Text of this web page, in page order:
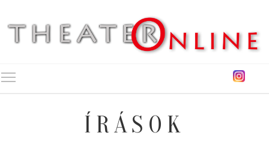
ÍRÁSOK